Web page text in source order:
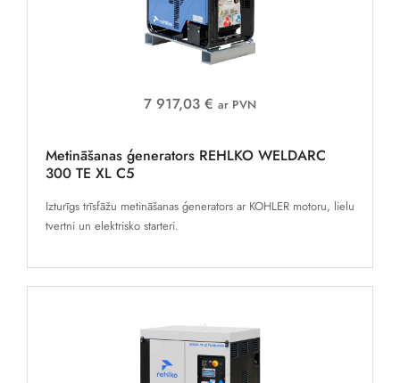
7 917,03 € ar PVN
Metināšanas ģenerators REHLKO WELDARC
300 TE XL C5
Izturīgs trīsfāžu metināšanas ģenerators ar KOHLER motoru, lielu
tvertni un elektrisko starteri.